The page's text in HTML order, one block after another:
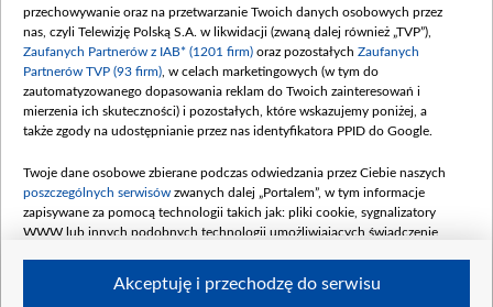
Dofinansowanie 48 862 000,00 PLN
Data podpisania umowy: GRUDZIEŃ 2025
(wpłata grudzień 60,548 mln)
Dofinansowanie 900 000 000,00 PLN
Data podpisania umowy: LUTY 2026 (wpłata
kwiecień 180 mln, 7 maja 180 mln, 8
czerwca 90 mln)
Dofinansowanie 250 000 000,00 PLN
4 sierpnia 250 mln
przechowywanie oraz na przetwarzanie Twoich danych osobowych przez
nas, czyli Telewizję Polską S.A. w likwidacji (zwaną dalej również „TVP”),
Zaufanych Partnerów z IAB* (1201 firm) oraz pozostałych Zaufanych
Partnerów TVP (93 firm) , w celach marketingowych (w tym do
zautomatyzowanego dopasowania reklam do Twoich zainteresowań i
mierzenia ich skuteczności) i pozostałych, które wskazujemy poniżej, a
także zgody na udostępnianie przez nas identyfikatora PPID do Google.
Twoje dane osobowe zbierane podczas odwiedzania przez Ciebie naszych
poszczególnych serwisów zwanych dalej „Portalem”, w tym informacje
zapisywane za pomocą technologii takich jak: pliki cookie, sygnalizatory
WWW lub innych podobnych technologii umożliwiających świadczenie
Akceptuję i przechodzę do serwisu